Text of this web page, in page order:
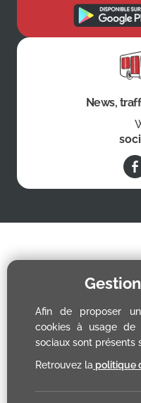
Afin de proposer
cookies à usage de
sociaux sont présents
Retrouvez la politique
News,